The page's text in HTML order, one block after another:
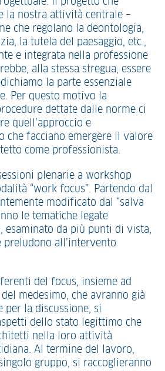
la nostra attività centrale –
che regolano la deontologia,
la tutela del paesaggio, etc.,
e integrata nella professione
alla stessa stregua, essere
la parte essenziale
Per questo motivo la
dettate dalle norme ci
quell’approccio e
che facciano emergere il valore
come professionista.
plenarie a workshop
“work focus”. Partendo dal
modificato dal “salva
le tematiche legate
esaminato da più punti di vista,
preludono all’intervento
del focus, insieme ad
medesimo, che avranno già
per la discussione, si
dello stato legittimo che
nella loro attività
Al termine del lavoro,
gruppo, si raccoglieranno